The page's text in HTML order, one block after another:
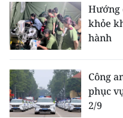
Đông Nam Bộ
Đồng bằng sông Cửu
Chuyên trang Hà Nội
Chuyên trang TP. Hồ
Hướng
khỏe
hành
Công
phục
2/9